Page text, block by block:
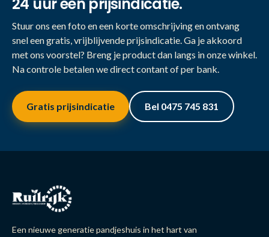
Stuur ons een foto en een korte omschrijving en ontvang
snel een gratis, vrijblijvende prijsindicatie. Ga je akkoord
met ons voorstel? Breng je product dan langs in onze winkel.
Na controle betalen we direct contant of per bank.
Gratis prijsindicatie Bel 0475 745 831
Een nieuwe generatie pandjeshuis in het hart van